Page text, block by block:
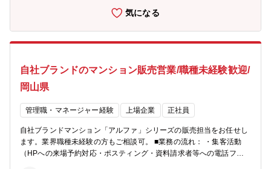
など様々な事業を展開しています。そのすべてに共通するのは、「人
ていきたい」という熱い想い。 これからも同グループは、地域社会に
愛され、信頼される企業グループを目指して、全社一丸となって一歩
成：各モデルルームおおよそ5～10名程度が在籍しています。 【同社
老後を支える力に…シニア向けの住宅開発からメディカルケアのサー
ビスまで、高齢者が地域の中で生き生きと安心して暮らせる生活環境
づくりを支援。 【あなぶきグループ】 「地域社会に生かされ、生き
る」同グループは、地域社会において住まいや街づくりに関すること
から、人材サービス、ホテル、旅行、保険、エンターテインメント、
文化事業、健康増進、介護サービス、電力サービスなど様々な事業を
展開しています。 そのすべてに共通するのは、「人の人生に寄り添
い、ともにしあわせを共有し、感動のある社会を築いていきたい」と
気になる
自社ブランドのマンション販売営業/職種未経験歓迎/
岡山県
管理職・マネージャー経験 上場企業 正社員
自社ブランドマンション「アルファ」シリーズの販売担当をお任せし
ます。業界職種未経験の方もご相談可。 ■業務の流れ： ・集客活動
（HPへの来場予約対応・ポスティング・資料請求者等への電話フォ